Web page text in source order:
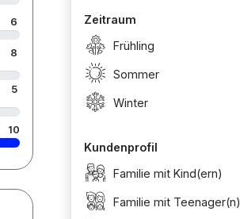
6
8
5
10
Zeitraum
Frühling
Sommer
Winter
Kundenprofil
Familie mit Kind(ern)
Familie mit Teenager(n)